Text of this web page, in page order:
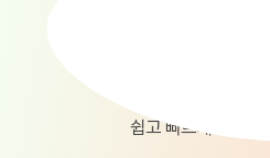
나만의
쉽고 빠르게 판매를